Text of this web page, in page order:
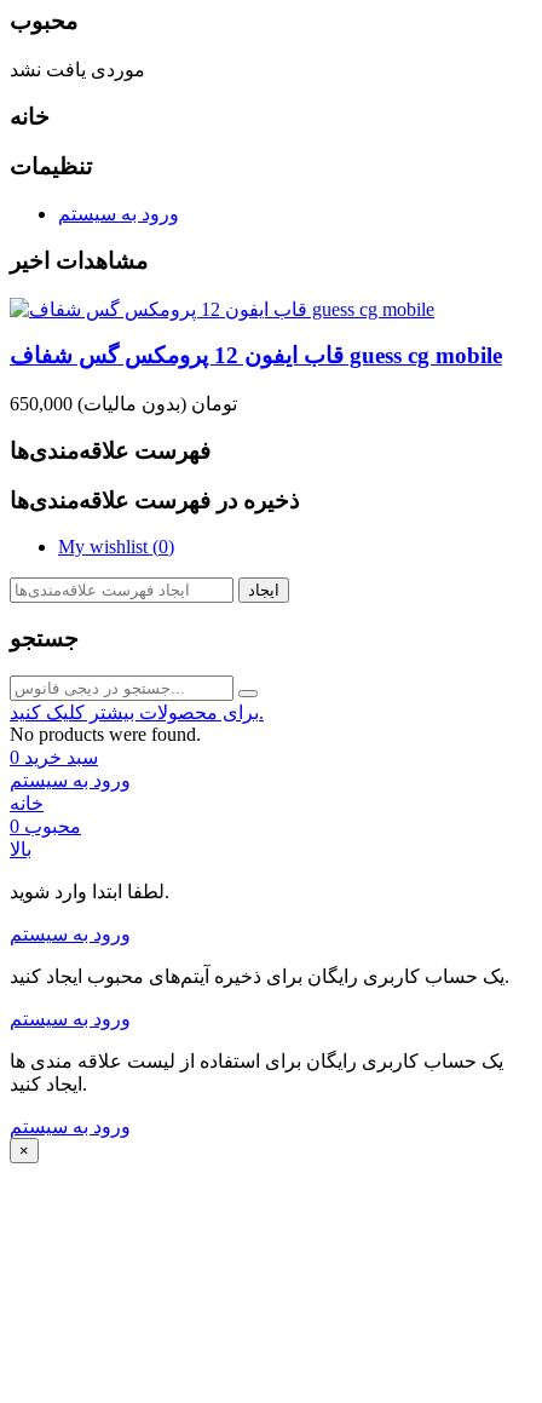
محبوب
موردی یافت نشد
خانه
تنظیمات
ورود به سیستم
مشاهدات اخیر
قاب ایفون 12 پرومکس گس شفاف guess cg mobile
650,000 تومان (بدون مالیات)
فهرست علاقه‌مندی‌ها
ذخیره در فهرست علاقه‌مندی‌ها
My wishlist (0)
ایجاد
جستجو
برای محصولات بیشتر کلیک کنید.
No products were found.
سبد خرید 0
ورود به سیستم
خانه
محبوب 0
بالا
لطفا ابتدا وارد شوید.
ورود به سیستم
یک حساب کاربری رایگان برای ذخیره آیتم‌های محبوب ایجاد کنید.
ورود به سیستم
یک حساب کاربری رایگان برای استفاده از لیست علاقه مندی ها
ایجاد کنید.
ورود به سیستم
×